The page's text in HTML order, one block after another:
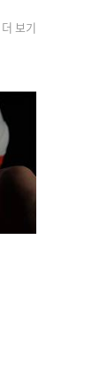
더 보기